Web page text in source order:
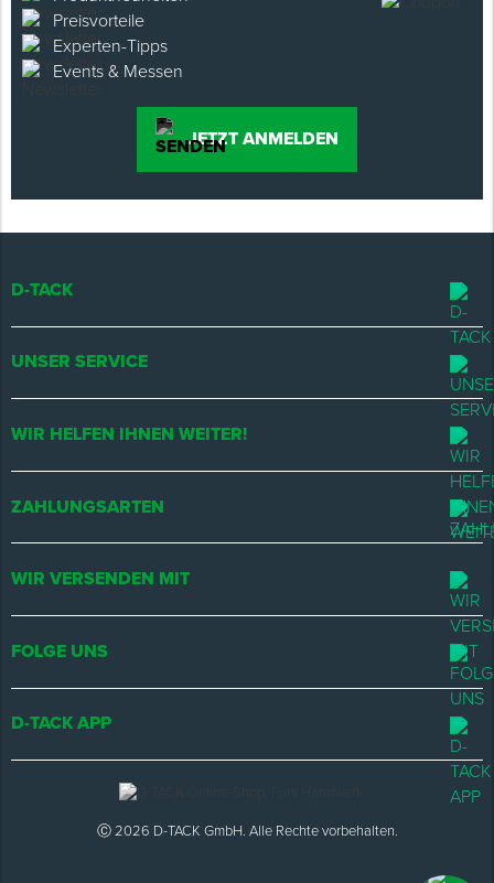
Preisvorteile
Experten-Tipps
Events & Messen
JETZT ANMELDEN
D-TACK
UNSER SERVICE
WIR HELFEN IHNEN WEITER!
ZAHLUNGSARTEN
WIR VERSENDEN MIT
FOLGE UNS
D-TACK APP
Ⓒ 2026 D-TACK GmbH. Alle Rechte vorbehalten.